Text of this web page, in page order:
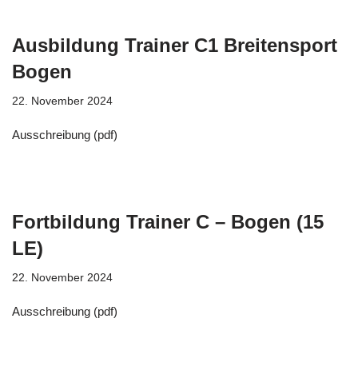
Ausbildung Trainer C1 Breitensport
Bogen
22. November 2024
Ausschreibung (pdf)
Fortbildung Trainer C – Bogen (15
LE)
22. November 2024
Ausschreibung (pdf)